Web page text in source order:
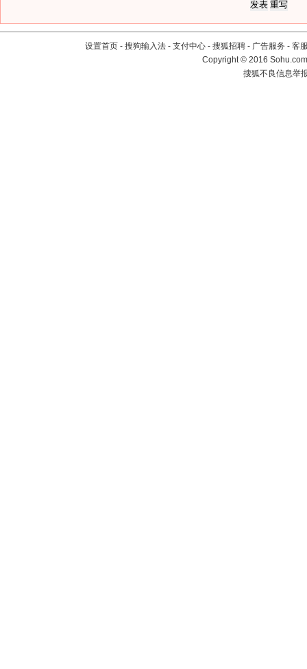
设置首页 - 搜狗输入法 - 支付中心 - 搜狐招聘 - 广告服务 - 客
Copyright©2016
搜狐不良信息举